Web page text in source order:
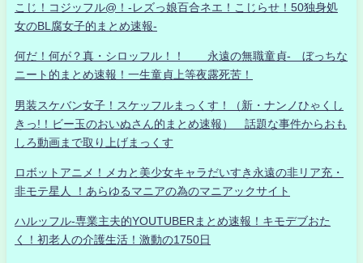
こじ！コジッフル@！-レズっ娘百合ネエ！こじらせ！50独身処
女のBL腐女子的まとめ速報-
何だ！何が？真・シロッフル！！ 永遠の無職童貞- ぼっちな
ニート的まとめ速報！一生童貞上等夜露死苦！
男装スケバン女子！スケッフルまっくす！（新・ナンノひゃくし
きっ!！ビー玉のおいぬさん的まとめ速報） 話題な事件からおも
しろ動画まで取り上げまっくす
ロボットアニメ！メカと美少女キャラだいすき永遠の非リア充・
非モテ星人 ！あらゆるマニアの為のマニアックサイト
ハルッフル-専業主夫的YOUTUBERまとめ速報！キモデブおた
く！初老人の介護生活！激動の1750日